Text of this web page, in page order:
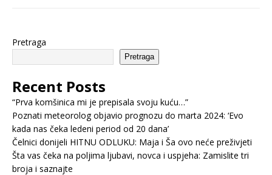
Pretraga
Pretraga
Recent Posts
“Prva komšinica mi je prepisala svoju kuću…”
Poznati meteorolog objavio prognozu do marta 2024: ‘Evo
kada nas čeka ledeni period od 20 dana’
Čelnici donijeli HITNU ODLUKU: Maja i Ša ovo neće preživjeti
Šta vas čeka na poljima ljubavi, novca i uspjeha: Zamislite tri
broja i saznajte